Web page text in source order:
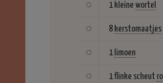
1 kleine wortel
8 kerstomaatjes
1 limoen
1 flinke scheut